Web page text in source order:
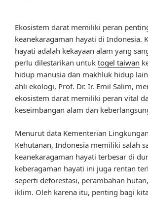
Ekosistem darat memiliki peran
keanekaragaman hayati di Indonesia.
hayati adalah kekayaan alam yang
perlu dilestarikan untuk togel taiwan
hidup manusia dan makhluk hidup
ahli ekologi, Prof. Dr. Ir. Emil Salim,
ekosistem darat memiliki peran vital
keseimbangan alam dan
Menurut data Kementerian
Kehutanan, Indonesia memiliki salah
keanekaragaman hayati terbesar di
keberagaman hayati ini juga rentan
seperti deforestasi, perambahan
iklim. Oleh karena itu, penting bagi